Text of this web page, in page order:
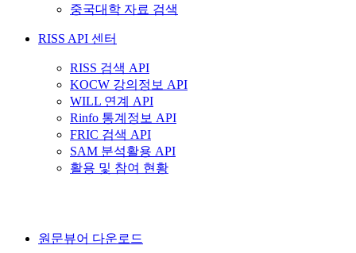
중국대학 자료 검색
RISS API 센터
RISS 검색 API
KOCW 강의정보 API
WILL 연계 API
Rinfo 통계정보 API
FRIC 검색 API
SAM 분석활용 API
활용 및 참여 현황
원문뷰어 다운로드